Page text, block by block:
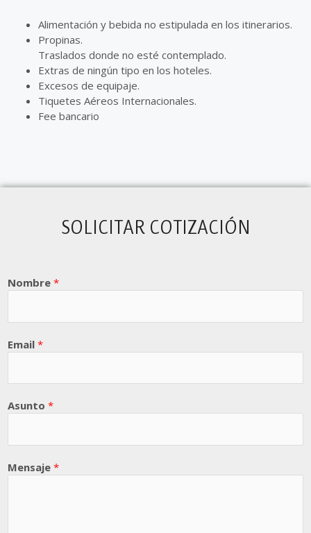
Alimentación y bebida no estipulada en los itinerarios.
Propinas.
Traslados donde no esté contemplado.
Extras de ningún tipo en los hoteles.
Excesos de equipaje.
Tiquetes Aéreos Internacionales.
Fee bancario
SOLICITAR COTIZACIÓN
Nombre *
Email *
Asunto *
Mensaje *